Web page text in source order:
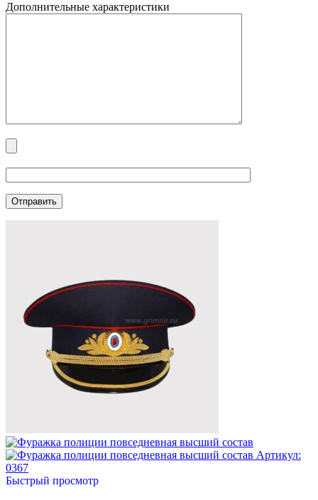
Дополнительные характеристики
Артикул:
0367
Быстрый просмотр